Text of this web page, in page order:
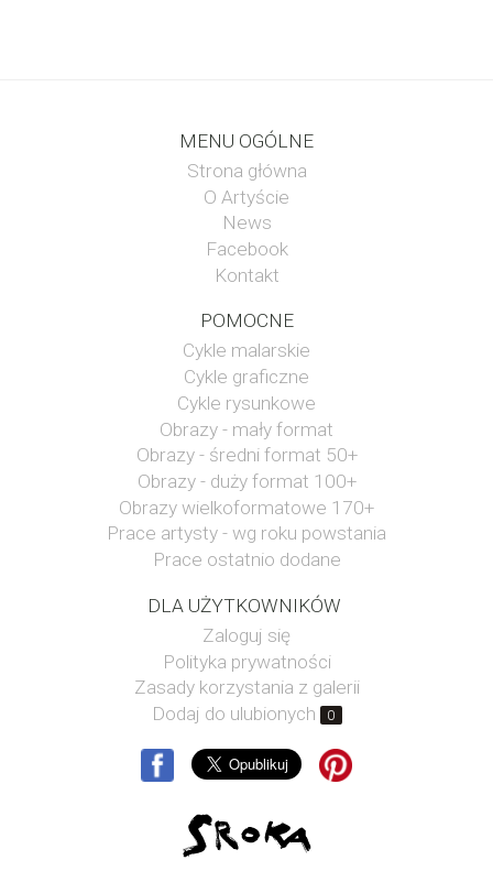
MENU OGÓLNE
Strona główna
O Artyście
News
Facebook
Kontakt
POMOCNE
Cykle malarskie
Cykle graficzne
Cykle rysunkowe
Obrazy - mały format
Obrazy - średni format 50+
Obrazy - duży format 100+
Obrazy wielkoformatowe 170+
Prace artysty - wg roku powstania
Prace ostatnio dodane
DLA UŻYTKOWNIKÓW
Zaloguj się
Polityka prywatności
Zasady korzystania z galerii
Dodaj do ulubionych
0